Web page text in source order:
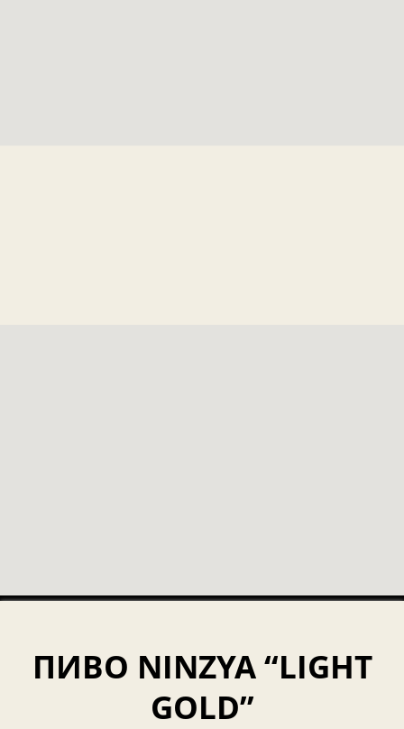
ПИВО NINZYA “LIGHT
GOLD”